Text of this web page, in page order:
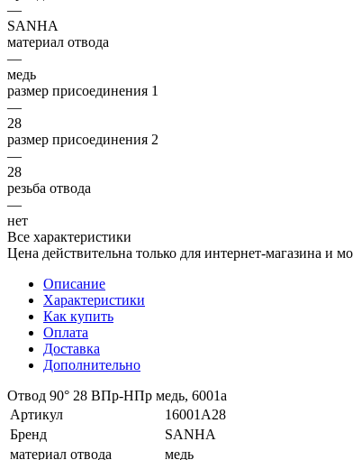
—
SANHA
материал отвода
—
медь
размер присоединения 1
—
28
размер присоединения 2
—
28
резьба отвода
—
нет
Все характеристики
Цена действительна только для интернет-магазина и
Описание
Характеристики
Как купить
Оплата
Доставка
Дополнительно
Отвод 90° 28 ВПр-НПр медь, 6001a
Артикул
16001A28
Бренд
SANHA
материал отвода
медь